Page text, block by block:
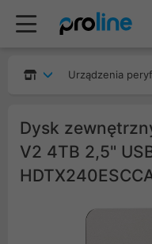
Urządzenia
Dysk
V2 4TB 2,5"